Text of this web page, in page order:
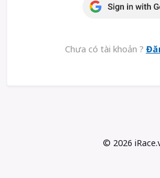
Chưa có tài khoản ?
© 2026